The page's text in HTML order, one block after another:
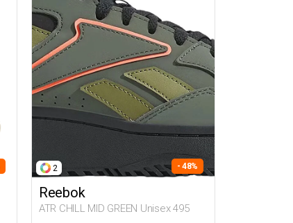
2 - 48%
Reebok
ATR CHILL MID GREEN Unisex 495